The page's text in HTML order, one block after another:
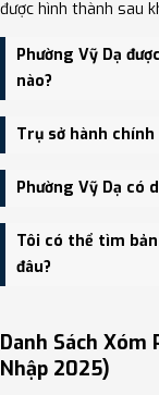
được hình thành sau
Phường Vỹ Dạ
nào?
Phường Vỹ Dạ được
Vân, Phường Xuân
Trụ sở hành chính
Trụ sở hành chính
phường Vỹ Dạ - trung
Phường Vỹ Dạ có
Phường Vỹ Dạ có
độ dân số: Khoảng
Tôi có thể tìm
đâu?
địa điểm tại:
lịch uy tín tại Việt Nam.
Danh Sách Xóm
Nhập 2025)